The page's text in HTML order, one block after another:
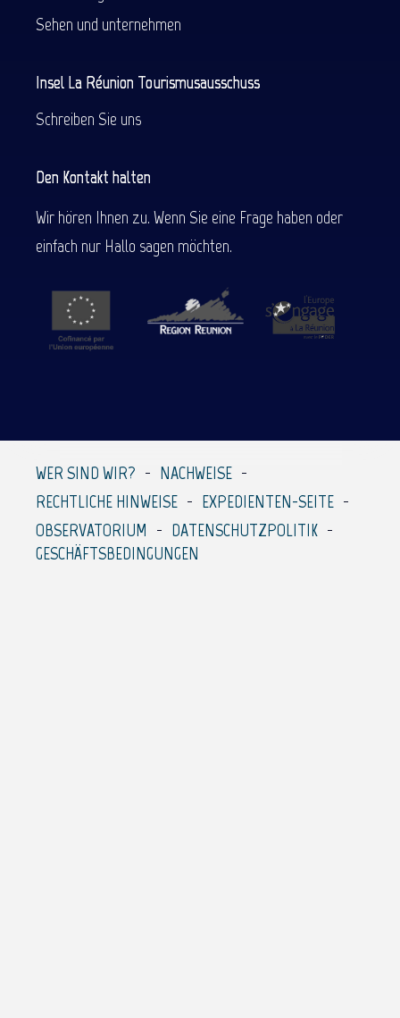
Sehen und unternehmen
Insel La Réunion Tourismusausschuss
Schreiben Sie uns
Den Kontakt halten
Wir hören Ihnen zu. Wenn Sie eine Frage haben oder
einfach nur Hallo sagen möchten.
WER SIND WIR?
NACHWEISE
RECHTLICHE HINWEISE
EXPEDIENTEN-SEITE
OBSERVATORIUM
DATENSCHUTZPOLITIK
GESCHÄFTSBEDINGUNGEN